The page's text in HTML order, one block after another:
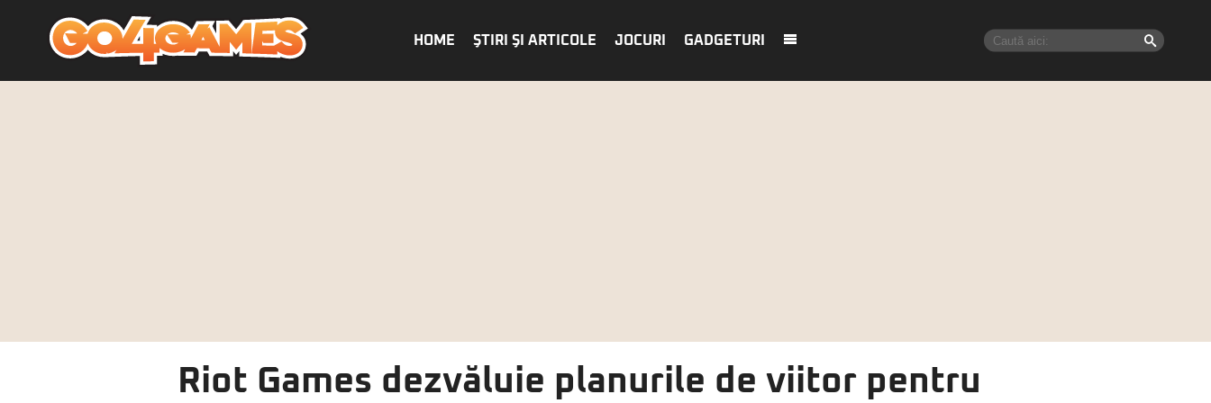
HOME ŞTIRI ŞI ARTICOLE JOCURI GADGETURI
Riot Games dezvăluie planurile de viitor pentru